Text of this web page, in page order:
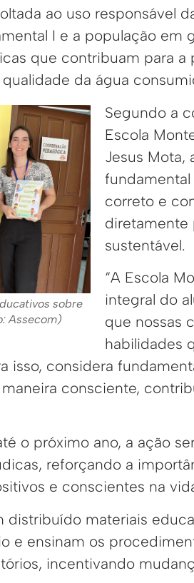
ao uso responsável
I e a população em
que contribuam para a
da água
sobre
Assecom)
Segundo a
Escola
Jesus Mota,
correto e
diretamente
sustentável.
“A Escola
integral do
que nossas
habilidades
isso, considera
consciente,
o próximo ano, a ação
reforçando a
e conscientes na
distribuído materiais
e ensinam os
incentivando